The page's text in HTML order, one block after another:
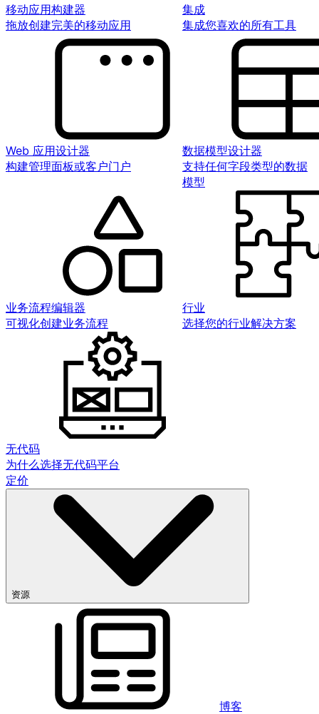
移动应用构建器
拖放创建完美的移动应用
集成
集成您喜欢的所有工具
Web 应用设计器
构建管理面板或客户门户
数据模型设计器
支持任何字段类型的数据
模型
业务流程编辑器
可视化创建业务流程
行业
选择您的行业解决方案
无代码
为什么选择无代码平台
定价
资源
博客